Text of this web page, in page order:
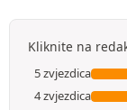
Kliknite na
5 zvjezdica
4 zvjezdica